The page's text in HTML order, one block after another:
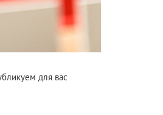
для вас